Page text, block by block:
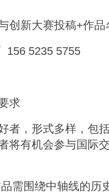
创新大赛投稿+作
5235 5755
求
者，形式多样，包
将有机会参与国际
需围绕中轴线的历